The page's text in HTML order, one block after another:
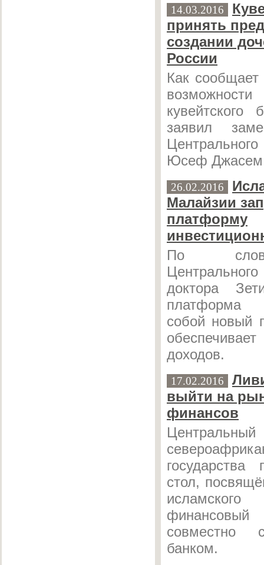
14.03.2016
принять
создании
России
Как
заявил
Юсеф Джасем
26.02.2016
Малайзии
платформу
По
доктора
платформа
собой новый
доходов.
17.02.2016
выйти на
финансов
государства
стол,
финансовый
совместно
банком.